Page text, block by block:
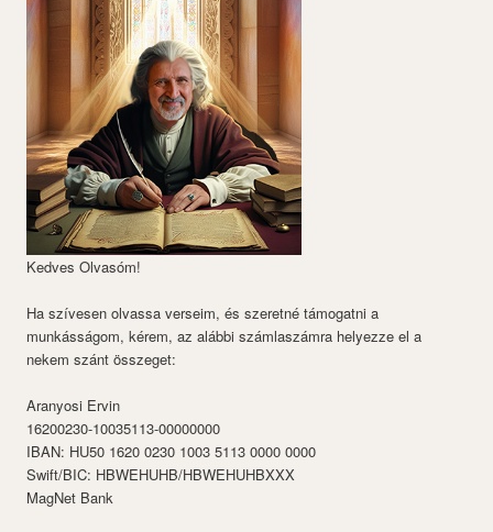
Kedves Olvasóm!
Ha szívesen olvassa verseim, és szeretné támogatni a
munkásságom, kérem, az alábbi számlaszámra helyezze el a
nekem szánt összeget:
Aranyosi Ervin
16200230-10035113-00000000
IBAN: HU50 1620 0230 1003 5113 0000 0000
Swift/BIC: HBWEHUHB/HBWEHUHBXXX
MagNet Bank